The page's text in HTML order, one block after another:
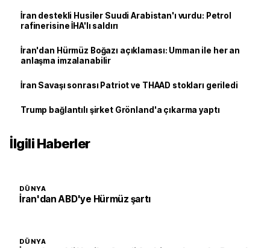
İran destekli Husiler Suudi Arabistan'ı vurdu: Petrol
rafinerisine İHA'lı saldırı
İran'dan Hürmüz Boğazı açıklaması: Umman ile her an
anlaşma imzalanabilir
İran Savaşı sonrası Patriot ve THAAD stokları geriledi
Trump bağlantılı şirket Grönland'a çıkarma yaptı
İlgili Haberler
DÜNYA
İran'dan ABD'ye Hürmüz şartı
DÜNYA